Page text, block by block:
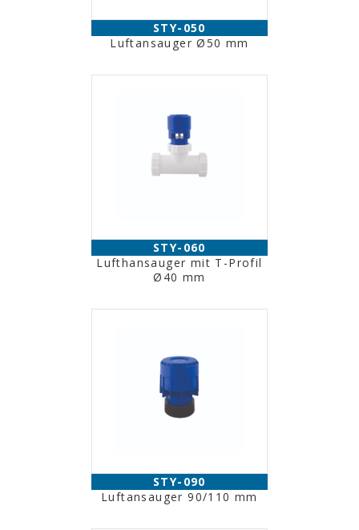
STY-050
Luftansauger Ø50 mm
STY-060
Lufthansauger mit T-Profil
Ø40 mm
STY-090
Luftansauger 90/110 mm